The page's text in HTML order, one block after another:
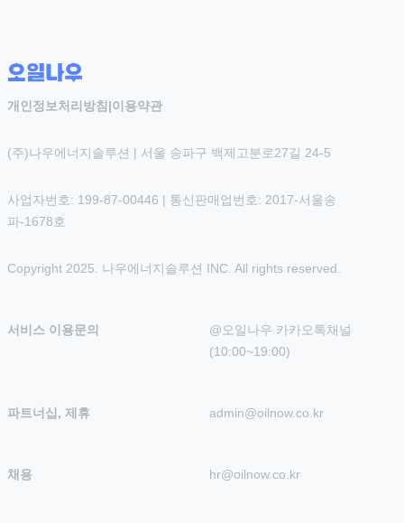
개인정보처리방침 |이용약관
(주)나우에너지솔루션 | 서울 송파구 백제고분로27길 24-5
사업자번호: 199-87-00446 | 통신판매업번호: 2017-서울송
파-1678호
Copyright 2025. 나우에너지솔루션 INC. All rights reserved.
서비스 이용문의
@오일나우 카카오톡채널
(10:00~19:00)
파트너십, 제휴 admin@oilnow.co.kr
채용 hr@oilnow.co.kr